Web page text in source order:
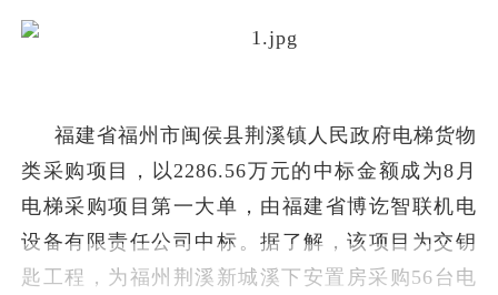
福建省福州市闽侯县荆溪镇人民政府电梯货物
类采购项目，以2286.56万元的中标金额成为8月
电梯采购项目第一大单，由福建省博讫智联机电
设备有限责任公司中标。据了解，该项目为交钥
匙工程，为福州荆溪新城溪下安置房采购56台电